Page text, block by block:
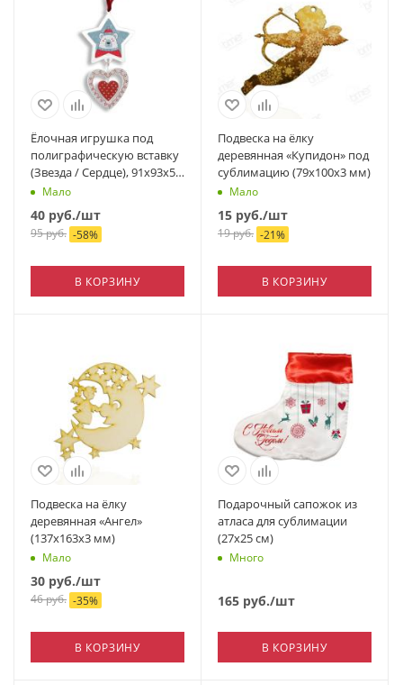
Ёлочная игрушка под
полиграфическую вставку
(Звезда / Сердце), 91х93х5
ммМало
40 руб./шт
95руб. -58%
В КОРЗИНУ
Подвеска на ёлку
деревянная «Купидон» под
сублимацию (79х100х3 мм)
Мало
15 руб./шт
19руб. -21%
В КОРЗИНУ
Подвеска на ёлку
деревянная «Ангел»
(137х163х3 мм)
Мало
30 руб./шт
46руб. -35%
В КОРЗИНУ
Подарочный сапожок из
атласа для сублимации
(27х25 см)
Много
165 руб./шт
В КОРЗИНУ